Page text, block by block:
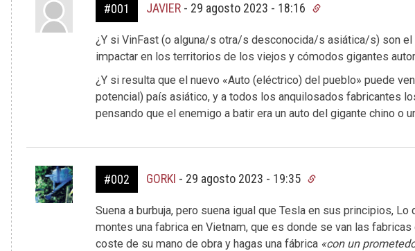
#001 JAVIER- 29 agosto 2023 - 18:16
¿Y si VinFast (o alguna/s otra/s desconocida/s asiática/s) son
impactar en los territorios de los viejos y cómodos gigantes
¿Y si resulta que el nuevo «Auto (eléctrico) del pueblo» puede
potencial) país asiático, y a todos los anquilosados fabricantes
pensando que el enemigo a batir era un auto del gigante chino o
#002 GORKI - 29 agosto 2023 - 19:35
Suena a burbuja, pero suena igual que Tesla en sus principios,
montes una fabrica en Vietnam, que es donde se van las
coste de su mano de obra y hagas una fábrica «con un